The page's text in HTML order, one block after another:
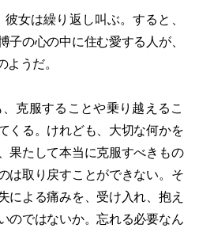
女は繰り返し叫ぶ。すると、
子の心の中に住む愛する人が、
うだ。
克服することや乗り越えるこ
くる。けれども、大切な何かを
果たして本当に克服すべきもの
は取り戻すことができない。そ
による痛みを、受け入れ、抱え
のではないか。忘れる必要なん